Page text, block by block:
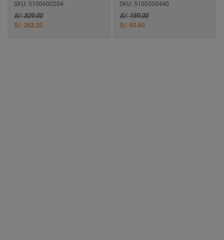
SKU: 5100600204
S/. 329.00
S/. 263.20
SKU: 5100500440
S/. 159.00
S/. 63.60